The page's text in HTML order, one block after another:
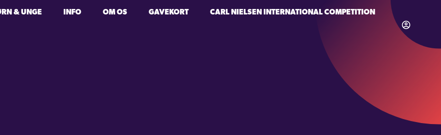
& UNGE INFO OM OS GAVEKORT CARL NIELSEN INTERNATIONAL COMPETITION